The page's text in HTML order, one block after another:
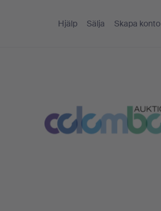
Hjälp Sälja Skapa konto